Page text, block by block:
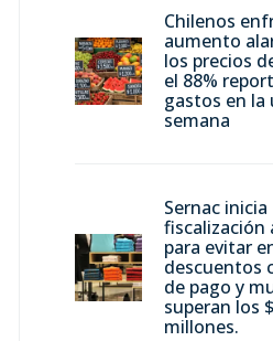
Chilenos
aumento
los precios
el 88%
gastos en la
semana
Sernac inicia
fiscalización
para evitar
descuentos
de pago y
superan los
millones.